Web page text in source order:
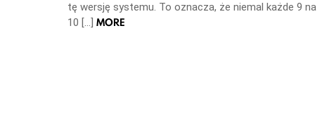
tę wersję systemu. To oznacza, że niemal każde 9 na
10 […] MORE